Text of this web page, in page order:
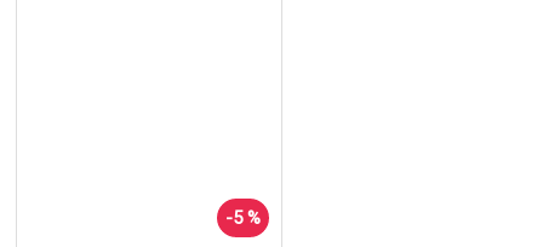
-5 %